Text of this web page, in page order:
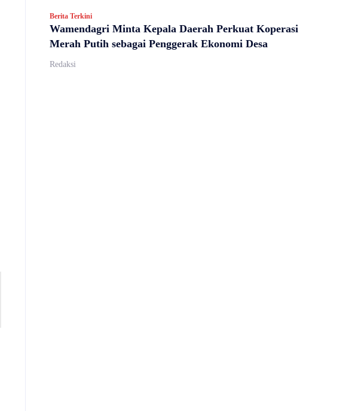
Berita Terkini
Wamendagri Minta Kepala Daerah Perkuat Koperasi
Merah Putih sebagai Penggerak Ekonomi Desa
Redaksi